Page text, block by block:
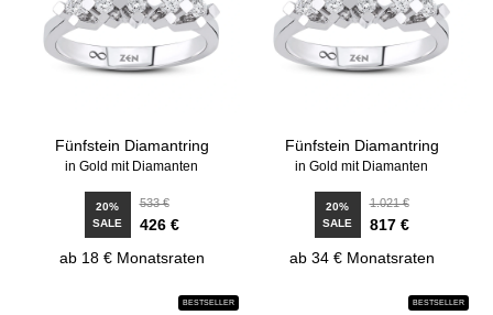
Fünfstein Diamantring
in Gold mit Diamanten
20%
SALE
533 €
426 €
ab 18 € Monatsraten
Fünfstein Diamantring
in Gold mit Diamanten
20%
SALE
1.021 €
817 €
ab 34 € Monatsraten
BESTSELLER BESTSELLER